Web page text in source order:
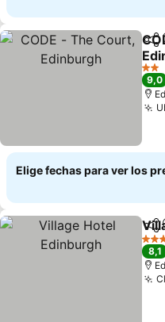
2
9,0
Elige fechas para ver los
4
8,1